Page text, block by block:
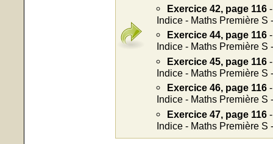
Exercice 42, page 116
Indice - Maths Première
Exercice 44, page 116
Indice - Maths Première
Exercice 45, page 116
Indice - Maths Première
Exercice 46, page 116
Indice - Maths Première
Exercice 47, page 116
Indice - Maths Première